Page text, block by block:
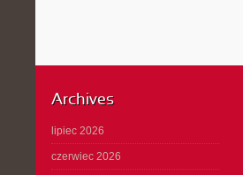
Archives
lipiec 2026
czerwiec 2026